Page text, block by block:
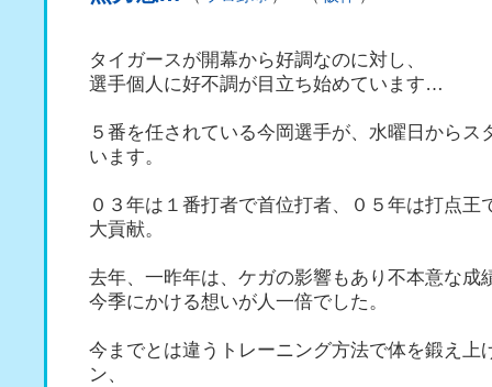
タイガースが開幕から好調なのに対し、
選手個人に好不調が目立ち始めています…
５番を任されている今岡選手が、水曜日からス
います。
０３年は１番打者で首位打者、０５年は打点王
大貢献。
去年、一昨年は、ケガの影響もあり不本意な成
今季にかける想いが人一倍でした。
今までとは違うトレーニング方法で体を鍛え上
ン、